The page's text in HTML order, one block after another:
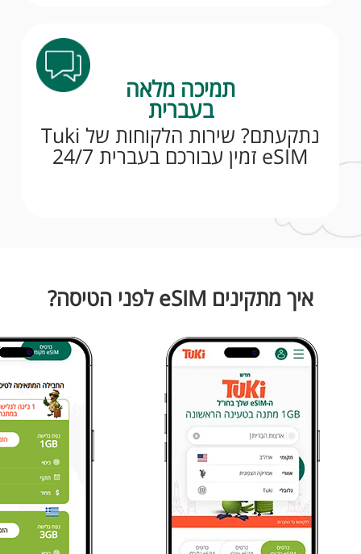
תמיכה מלאה
בעברית
נתקעתם? שירות הלקוחות של Tuki
eSIM זמין עבורכם בעברית 24/7
איך מתקינים eSIM לפני הטיסה?